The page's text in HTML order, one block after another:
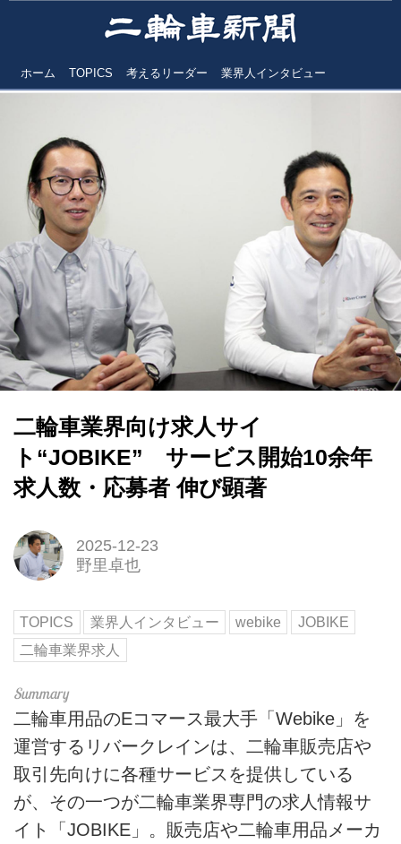
ホーム TOPICS 考えるリーダー 業界人インタビュー
二輪車業界向け求人サイ
ト“JOBIKE” サービス開始10余年
求人数・応募者 伸び顕著
2025-12-23
野里卓也
TOPICS 業界人インタビュー webike
JOBIKE
二輪車業界求人
二輪車用品のEコマース最大手「Webike」を
運営するリバークレインは、二輪車販売店や
取引先向けに各種サービスを提供している
が、その一つが二輪車業界専門の求人情報サ
イト「JOBIKE」。販売店や二輪車用品メーカ